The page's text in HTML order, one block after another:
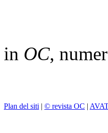
in OC,
Plan del siti | © revista OC |